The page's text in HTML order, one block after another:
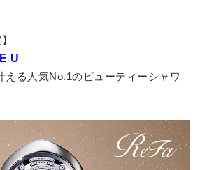
U
える人気No.1のビューティーシャワ